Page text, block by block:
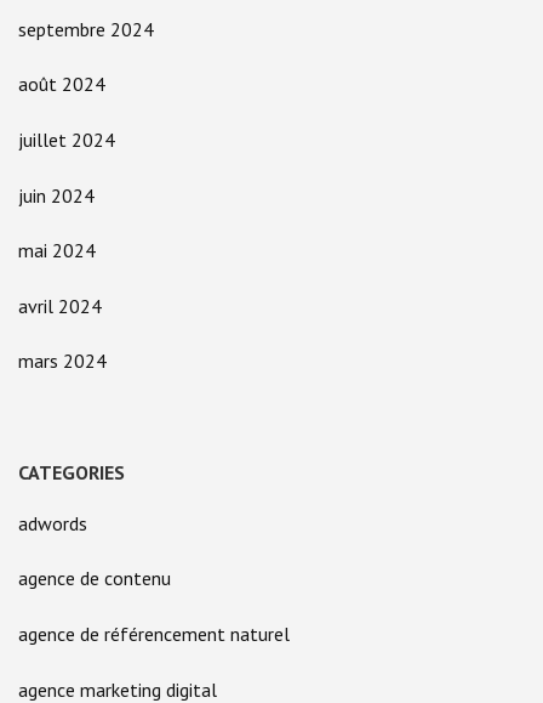
septembre 2024
août 2024
juillet 2024
juin 2024
mai 2024
avril 2024
mars 2024
CATEGORIES
adwords
agence de contenu
agence de référencement naturel
agence marketing digital